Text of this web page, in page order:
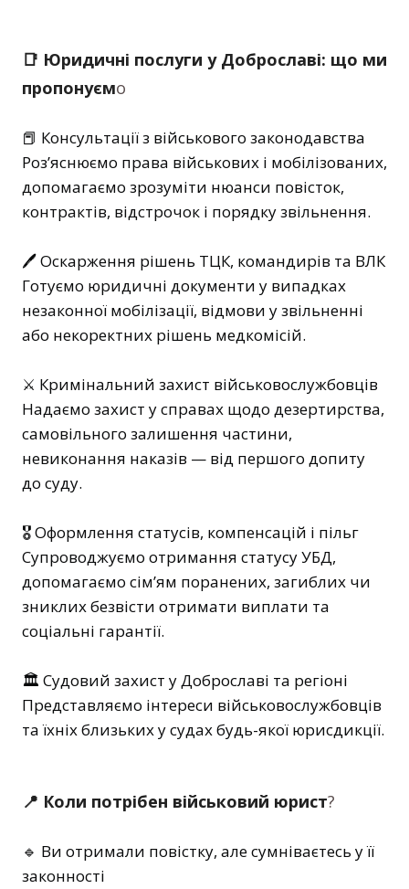
📑 Юридичні послуги у Доброславі: що ми
пропонуємо
📕 Консультації з військового законодавства
Роз’яснюємо права військових і мобілізованих,
допомагаємо зрозуміти нюанси повісток,
контрактів, відстрочок і порядку звільнення.
🖊 Оскарження рішень ТЦК, командирів та ВЛК
Готуємо юридичні документи у випадках
незаконної мобілізації, відмови у звільненні
або некоректних рішень медкомісій.
⚔ Кримінальний захист військовослужбовців
Надаємо захист у справах щодо дезертирства,
самовільного залишення частини,
невиконання наказів — від першого допиту
до суду.
🎖 Оформлення статусів, компенсацій і пільг
Супроводжуємо отримання статусу УБД,
допомагаємо сім’ям поранених, загиблих чи
зниклих безвісти отримати виплати та
соціальні гарантії.
🏛 Судовий захист у Доброславі та регіоні
Представляємо інтереси військовослужбовців
та їхніх близьких у судах будь-якої юрисдикції.
📍 Коли потрібен військовий юрист?
🔹 Ви отримали повістку, але сумніваєтесь у її
законності